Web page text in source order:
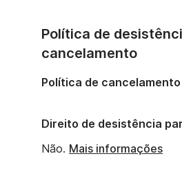
Política de
cancelamento
Política de cancelamento
Direito de desistência
Não. Mais informações